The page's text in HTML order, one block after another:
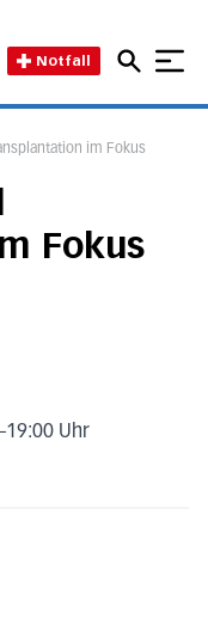
Notfall
im Fokus
Fokus
19:00 Uhr